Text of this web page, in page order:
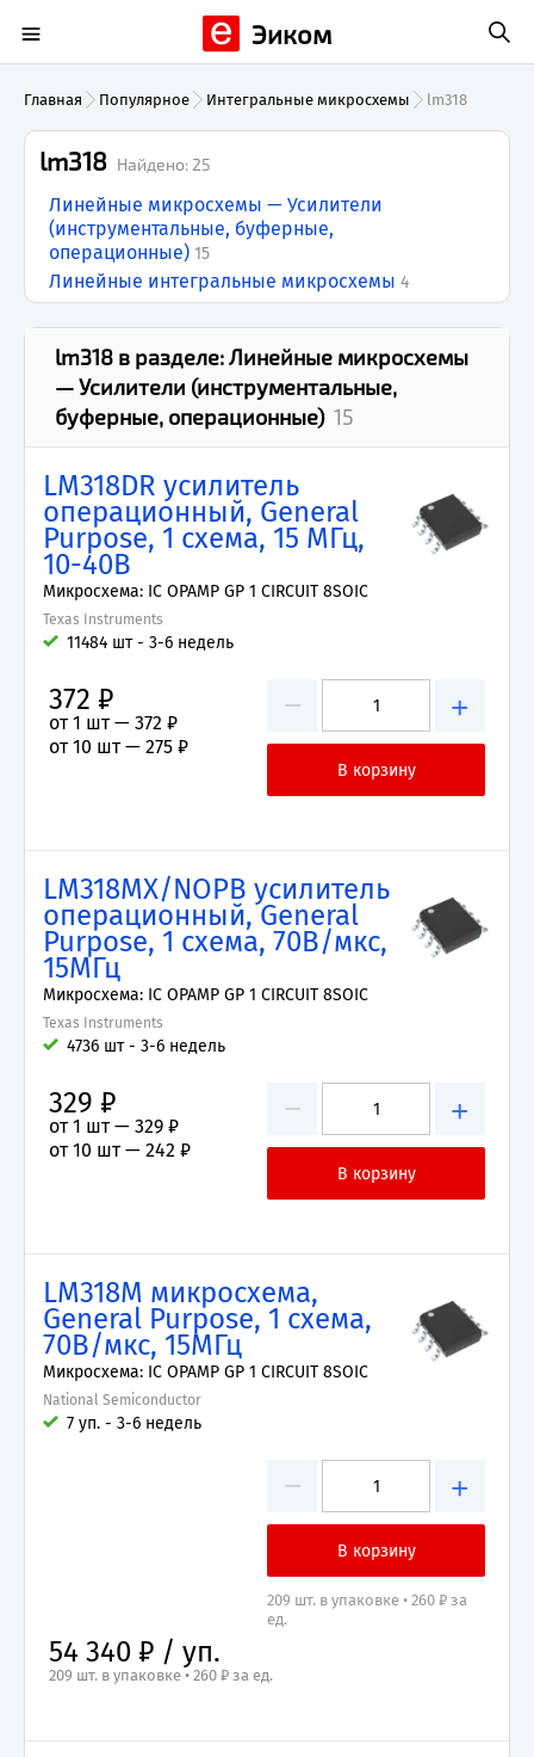
Эиком
Главная Популярное Интегральные микросхемы lm318
lm318 Найдено: 25
Линейные микросхемы — Усилители
(инструментальные, буферные,
операционные) 15
Линейные интегральные микросхемы 4
lm318 в разделе:Линейные микросхемы
— Усилители (инструментальные,
буферные, операционные) 15
LM318DR усилитель
операционный, General
Purpose, 1 схема, 15 МГц,
10-40В
Микросхема: IC OPAMP GP 1 CIRCUIT 8SOIC
Texas Instruments
11484 шт - 3-6 недель
− +
372 ₽
от 1 шт — 372 ₽
от 10 шт — 275 ₽
LM318MX/NOPB усилитель
операционный, General
Purpose, 1 схема, 70В/мкс,
15МГц
Микросхема: IC OPAMP GP 1 CIRCUIT 8SOIC
Texas Instruments
4736 шт - 3-6 недель
− +
329 ₽
от 1 шт — 329 ₽
от 10 шт — 242 ₽
LM318M микросхема,
General Purpose, 1 схема,
70В/мкс, 15МГц
Микросхема: IC OPAMP GP 1 CIRCUIT 8SOIC
National Semiconductor
7 уп. - 3-6 недель
− +
209 шт. в упаковке • 260 ₽ за
ед.
54 340 ₽ / уп.
209 шт. в упаковке • 260 ₽ за ед.